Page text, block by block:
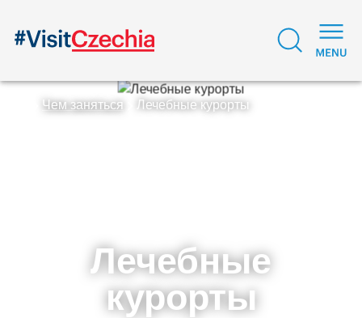
Чем заняться Лечебные курорты
Лечебные
курорты